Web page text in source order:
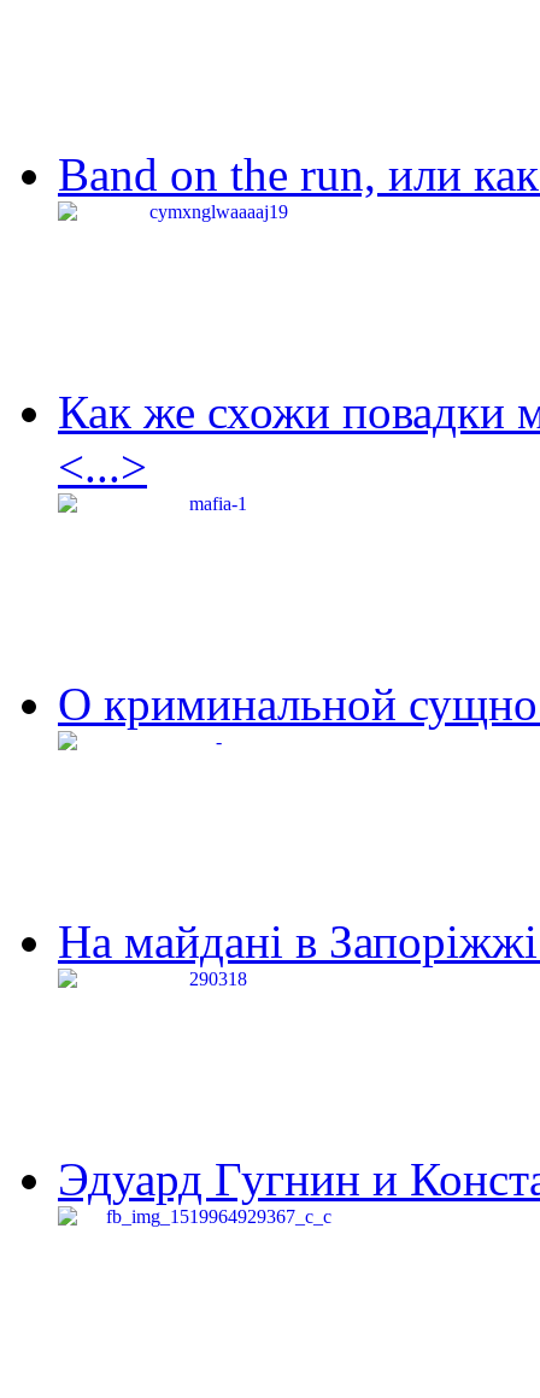
Band on the run, или
Как же схожи повадки
<...>
О криминальной
На майдані в
Эдуард Гугнин и